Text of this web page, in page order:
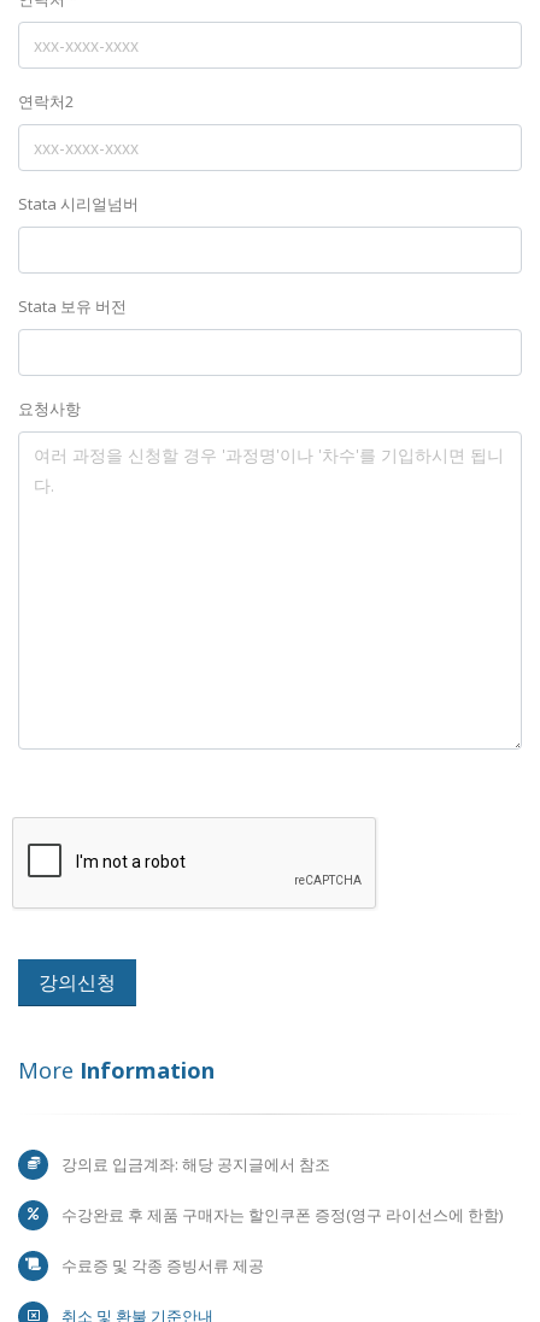
연락처2
Stata 시리얼넘버
Stata 보유 버전
요청사항
More Information
강의료 입금계좌: 해당 공지글에서 참조
수강완료 후 제품 구매자는 할인쿠폰 증정(영구 라이선스에 한함)
수료증 및 각종 증빙서류 제공
취소 및 환불 기준안내